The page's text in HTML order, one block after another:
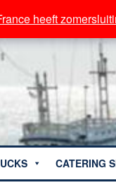
CATERING
heeft
heeft